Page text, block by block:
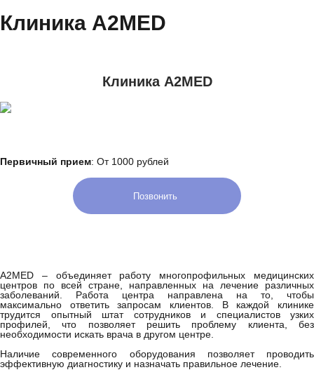
Клиника A2MED
Клиника A2MED
Первичный прием: От 1000 рублей
Позвонить
A2MED – объединяет работу многопрофильных медицинских
центров по всей стране, направленных на лечение различных
заболеваний. Работа центра направлена на то, чтобы
максимально ответить запросам клиентов. В каждой клинике
трудится опытный штат сотрудников и специалистов узких
профилей, что позволяет решить проблему клиента, без
необходимости искать врача в другом центре.
Наличие современного оборудования позволяет проводить
эффективную диагностику и назначать правильное лечение.